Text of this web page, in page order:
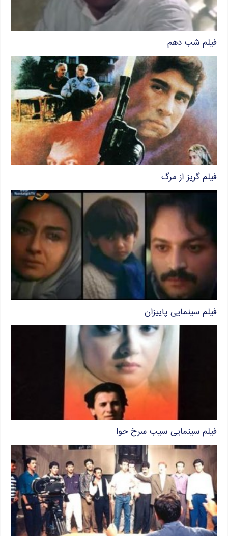
فیلم شب دهم
فیلم گریز از مرگ
فیلم سینمایی پاییزان
فیلم سینمایی سیب سرخ حوا